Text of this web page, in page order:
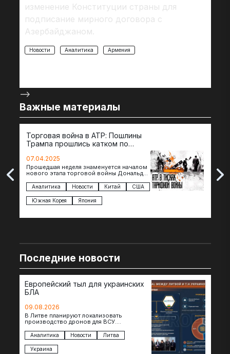
изменение Конституции страны для
подписание мирного договора с
Азербайджаном.
Новости Аналитика Армения
-->
Важные материалы
Торговая война в АТР: Пошлины
Трампа прошлись катком по
07.04.2025
Прошедшая неделя знаменуется началом
нового этапа торговой войны Дональда
импорта из более 100 стран…
Аналитика Новости Китай США
Южная Корея Япония
The
Последние новости
Европейский тыл для украинских
БЛА
09.08.2026
В Литве планируют локализовать
производство дронов для ВСУ.
президенты Гитанас Науседа и Владимир
Зеленский подписали…
Аналитика Новости Литва
Украина